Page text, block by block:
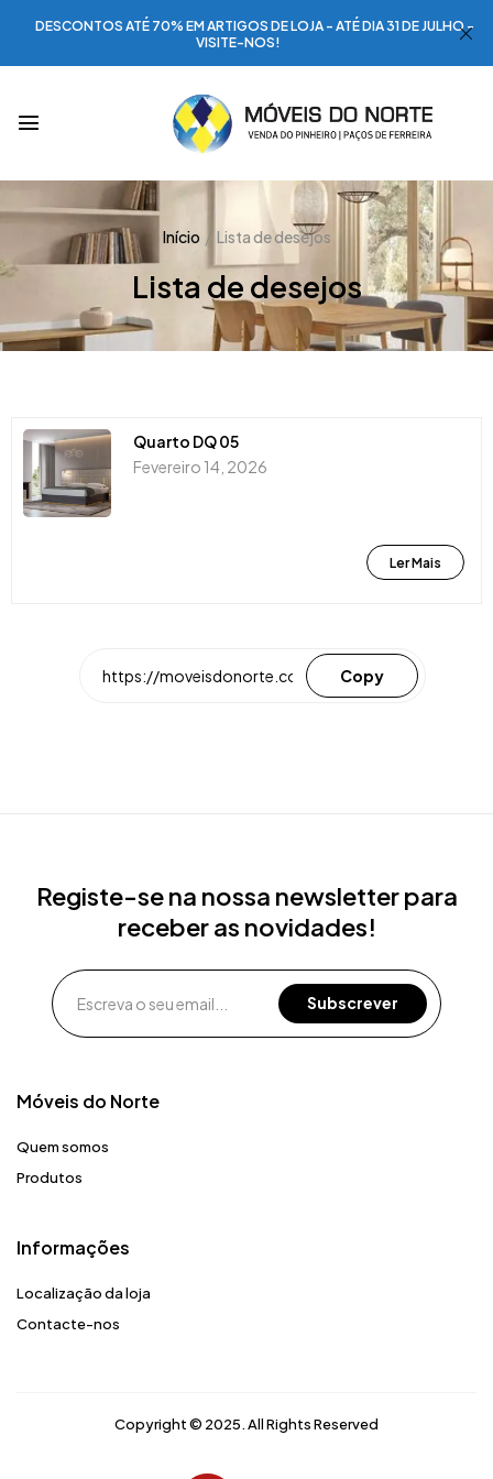
DESCONTOS ATÉ 70% EM ARTIGOS DE LOJA - ATÉ DIA 31 DE JULHO -
VISITE-NOS!
Início Lista de desejos
Lista de desejos
Quarto DQ 05
Fevereiro 14, 2026
Ler Mais
Copy
Móveis do Norte​
Quem somos
Produtos
Registe-se na nossa newsletter para
receber as novidades!
Informações
Localização da loja
Contacte-nos
Copyright © 2025. All Rights Reserved